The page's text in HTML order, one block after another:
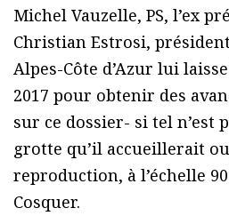
Michel Vauzelle, PS, l’ex
Christian Estrosi,
Alpes-Côte d’Azur lui
2017 pour obtenir des
sur ce dossier- si tel n’est
grotte qu’il accueillerait
reproduction, à l’échelle
Cosquer.